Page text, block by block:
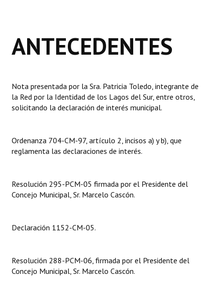
Digesto
DOCUMENTOS
Informes de Gestión
Dictámenes Asesoría Letrada
Informes de Unidad Coordinadora
Actas de Audiencias Públicas
Comunicaciones
ANTECEDENTES
Nota presentada por la Sra. Patricia Toledo, integrante de
la Red por la Identidad de los Lagos del Sur, entre otros,
solicitando la declaración de interés municipal.
Ordenanza 704-CM-97, artículo 2, incisos a) y b), que
reglamenta las declaraciones de interés.
Resolución 295-PCM-05 firmada por el Presidente del
Concejo Municipal, Sr. Marcelo Cascón.
Declaración 1152-CM-05.
Resolución 288-PCM-06, firmada por el Presidente del
Concejo Municipal, Sr. Marcelo Cascón.